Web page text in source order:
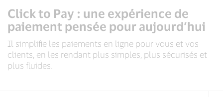
Click to Pay : une expérience de
paiement pensée pour aujourd’hui
Il simplifie les paiements en ligne pour vous et vos
clients, en les rendant plus simples, plus sécurisés et
plus fluides.